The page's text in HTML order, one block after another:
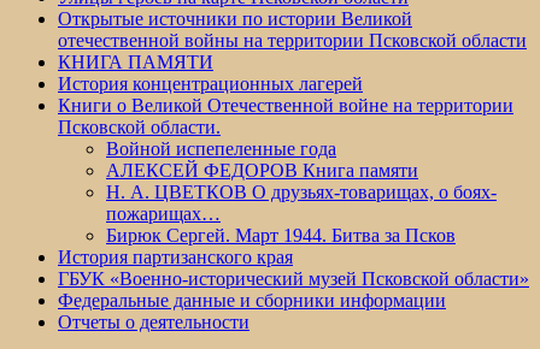
Открытые источники по истории Великой
отечественной войны на территории Псковской области
КНИГА ПАМЯТИ
История концентрационных лагерей
Книги о Великой Отечественной войне на территории
Псковской области.
Войной испепеленные года
АЛЕКСЕЙ ФЕДОРОВ Книга памяти
Н. А. ЦВЕТКОВ О друзьях-товарищах, о боях-
пожарищах…
Бирюк Сергей. Март 1944. Битва за Псков
История партизанского края
ГБУК «Военно-исторический музей Псковской области»
Федеральные данные и сборники информации
Отчеты о деятельности